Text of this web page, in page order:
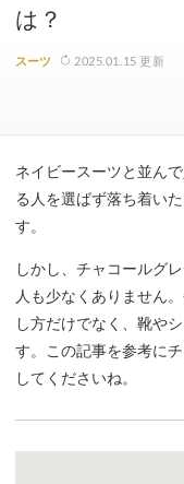
は？
スーツ 2025.01.15 更新
ネイビースーツと並ん
る人を選ばず落ち着い
す。
しかし、チャコールグ
人も少なくありません
し方だけでなく、靴や
す。この記事を参考に
してくださいね。